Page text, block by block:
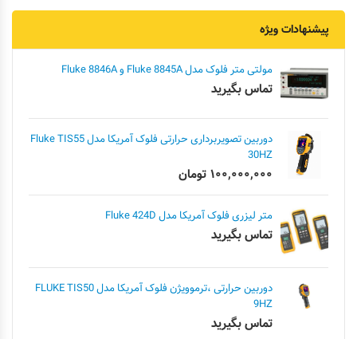
پیشنهادات ویژه
مولتی متر فلوک مدل Fluke 8845A و Fluke 8846A
تماس بگیرید
دوربین تصویربرداری حرارتی فلوک آمریکا مدل Fluke TIS55
30HZ
۱۰۰,۰۰۰,۰۰۰ تومان
متر لیزری فلوک آمریکا مدل Fluke 424D
تماس بگیرید
دوربین حرارتی ،ترموویژن فلوک آمریکا مدل FLUKE TIS50
9HZ
تماس بگیرید